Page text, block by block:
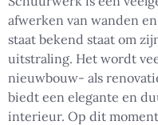
afwerken van wanden
staat bekend staat om
uitstraling. Het wordt
nieuwbouw- als
biedt een elegante en
interieur. Op dit